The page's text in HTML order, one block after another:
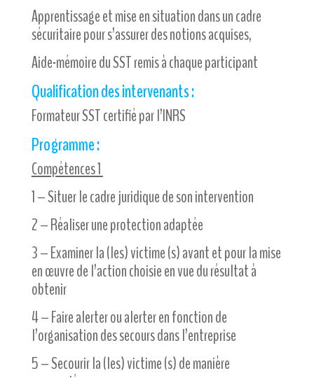
Apprentissage et mise en situation dans un cadre
sécuritaire pour s’assurer des notions acquises,
Aide-mémoire du SST remis à chaque participant
Qualification des intervenants :
Formateur SST certifié par l’INRS
Programme :
Compétences 1
1 – Situer le cadre juridique de son intervention
2 – Réaliser une protection adaptée
3 – Examiner la (les) victime (s) avant et pour la mise
en œuvre de l’action choisie en vue du résultat à
obtenir
4 – Faire alerter ou alerter en fonction de
l’organisation des secours dans l’entreprise
5 – Secourir la (les) victime (s) de manière